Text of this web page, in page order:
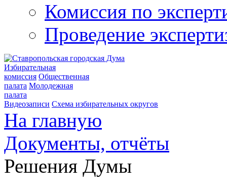
Комиссия по
Проведение
Избирательная
комиссия Общественная
палата Молодежная
палата
Видеозаписи Схема избирательных округов
На главную
Документы, отчёты
Решения Думы